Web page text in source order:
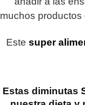
muchos
Este super
Estas diminutas